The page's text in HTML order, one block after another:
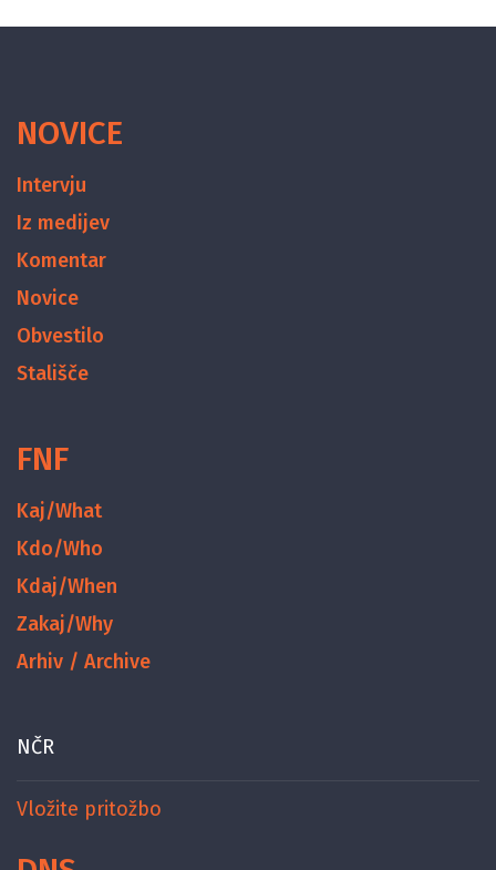
NOVICE
Intervju
Iz medijev
Komentar
Novice
Obvestilo
Stališče
FNF
Kaj/What
Kdo/Who
Kdaj/When
Zakaj/Why
Arhiv / Archive
NČR
Vložite pritožbo